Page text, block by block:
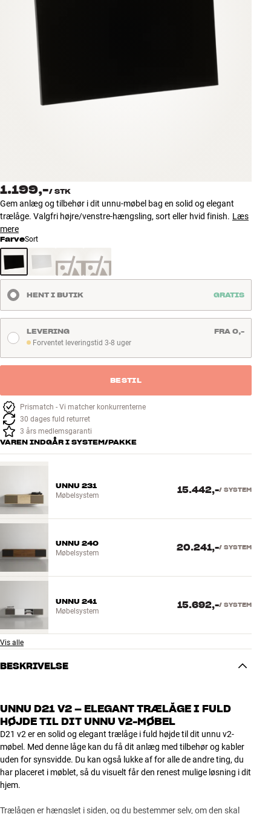
INSPIRATION
MÆRKER
NYHEDER
Log ind
Kundeservice
Byg med Lyd
1.199,-/ STK
Gem anlæg og tilbehør i dit unnu-møbel bag en solid og elegant
trælåge. Valgfri højre/venstre-hængsling, sort eller hvid finish. Læs
mere
FarveSort
HENT I BUTIK GRATIS
Forventet leveringstid 3-8 uger
Forventet leveringstid 3-8 uger
LEVERING FRA 0,-
BESTIL
Prismatch - Vi matcher konkurrenterne
30 dages fuld returret
3 års medlemsgaranti
VAREN INDGÅR I SYSTEM/PAKKE
UNNU 231
Møbelsystem
15.442,-/ SYSTEM
UNNU 240
Møbelsystem
20.241,-/ SYSTEM
UNNU 241
Møbelsystem
15.692,-/ SYSTEM
Vis alle
BESKRIVELSE
UNNU D21 V2 – ELEGANT TRÆLÅGE I FULD
HØJDE TIL DIT UNNU V2-MØBEL
D21 v2 er en solid og elegant trælåge i fuld højde til dit unnu v2-
møbel. Med denne låge kan du få dit anlæg med tilbehør og kabler
uden for synsvidde. Du kan også lukke af for alle de andre ting, du
har placeret i møblet, så du visuelt får den renest mulige løsning i dit
hjem.
Trælågen er hængslet i siden, og du bestemmer selv, om den skal